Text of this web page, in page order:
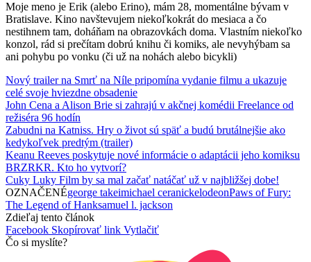
Moje meno je Erik (alebo Erino), mám 28, momentálne bývam v
Bratislave. Kino navštevujem niekoľkokrát do mesiaca a čo
nestihnem tam, doháňam na obrazovkách doma. Vlastním niekoľko
konzol, rád si prečítam dobrú knihu či komiks, ale nevyhýbam sa
ani pohybu po vonku (či už na nohách alebo bicykli)
Nový trailer na Smrť na Níle pripomína vydanie filmu a ukazuje
celé svoje hviezdne obsadenie
John Cena a Alison Brie si zahrajú v akčnej komédii Freelance od
režiséra 96 hodín
Zabudni na Katniss. Hry o život sú späť a budú brutálnejšie ako
kedykoľvek predtým (trailer)
Keanu Reeves poskytuje nové informácie o adaptácii jeho komiksu
BRZRKR. Kto ho vytvorí?
Cuky Luky Film by sa mal začať natáčať už v najbližšej dobe!
OZNAČENÉgeorge takeimichael ceranickelodeonPaws of Fury:
The Legend of Hanksamuel l. jackson
Zdieľaj tento článok
Facebook Skopírovať link Vytlačiť
Čo si myslíte?